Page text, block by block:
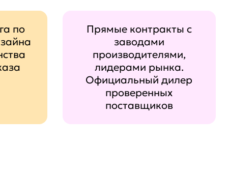
по
Прямые контракты с
заводами
производителями,
лидерами рынка.
Официальный дилер
проверенных
поставщиков